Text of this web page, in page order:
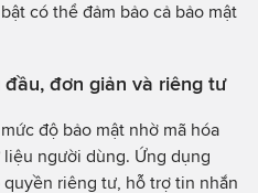
có thể đảm bảo cả bảo mật
đơn giản và riêng tư
độ bảo mật nhờ mã hóa
người dùng. Ứng dụng
riêng tư, hỗ trợ tin nhắn